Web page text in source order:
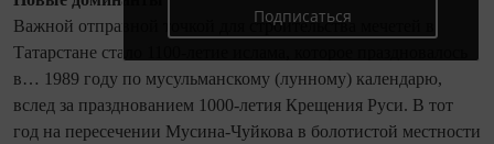
Важной отправной точкой для строительства мечетей в
Татарстане стало 1100-летие ислама, которое праздновалось
в… 1989 году по мусульманскому (лунному) календарю,
вслед за празднованием 1000-летия Крещения Руси. В тот
год на пересечении Мусина‑Чуйкова в болотистой местности
Подписаться